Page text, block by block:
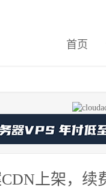
首页
上架，续